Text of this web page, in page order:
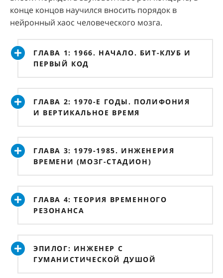
конце концов научился вносить порядок в
нейронный хаос человеческого мозга.
ГЛАВА 1: 1966. НАЧАЛО. БИТ-КЛУБ И
ПЕРВЫЙ КОД
ГЛАВА 2: 1970-Е ГОДЫ. ПОЛИФОНИЯ
И ВЕРТИКАЛЬНОЕ ВРЕМЯ
ГЛАВА 3: 1979-1985. ИНЖЕНЕРИЯ
ВРЕМЕНИ (МОЗГ-СТАДИОН)
ГЛАВА 4: ТЕОРИЯ ВРЕМЕННОГО
РЕЗОНАНСА
ЭПИЛОГ: ИНЖЕНЕР С
ГУМАНИСТИЧЕСКОЙ ДУШОЙ